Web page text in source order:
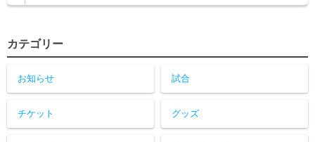
カテゴリー
お知らせ 試合
チケット グッズ